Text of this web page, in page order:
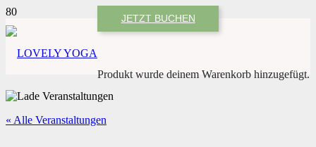
JETZT BUCHEN
Produkt wurde deinem Warenkorb hinzugefügt.
« Alle Veranstaltungen